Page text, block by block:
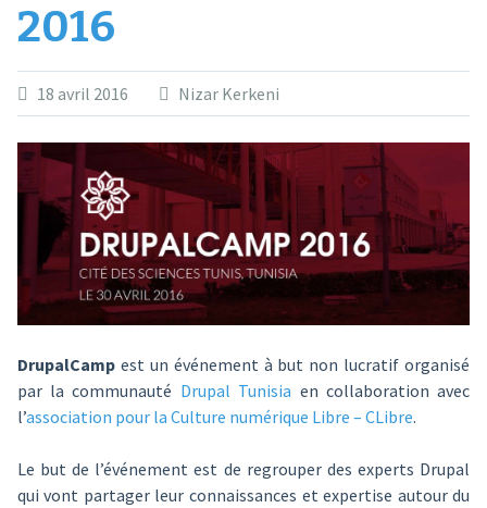
2016
18 avril 2016 Nizar Kerkeni
DrupalCampest un événement à but non lucratif organisé
par la communauté Drupal Tunisia en collaboration avec
l’association pour la Culture numérique Libre – CLibre.
Le but de l’événement est de regrouper des experts Drupal
qui vont partager leur connaissances et expertise autour du